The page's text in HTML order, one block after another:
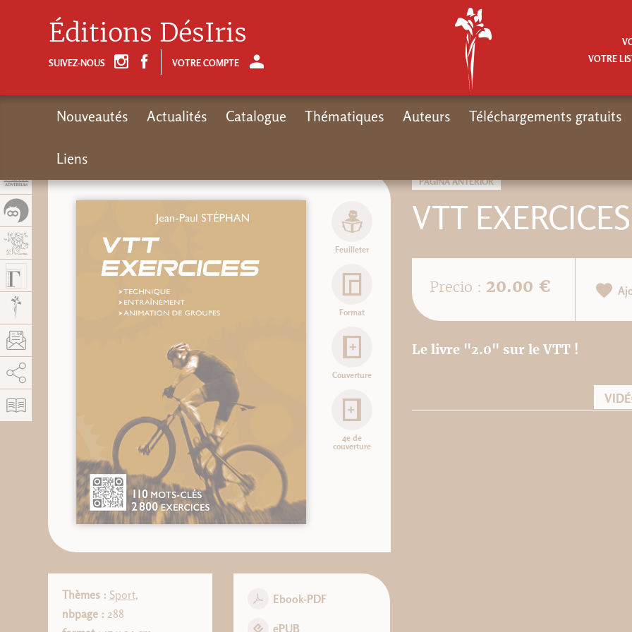
PÁGINA ANTERIOR
VTT EXERCICES
Feuilleter
Format
Couverture
4e de
couverture
Thèmes : Sport,
nbpage : 288
Ebook-PDF
ePUB
Precio : 20.00 €
Le livre "2.0" sur le VTT !
Éditions DésIris
SUIVEZ-NOUS VOTRE COMPTE
VOTRE
Nouveautés Actualités Catalogue Thématiques Auteurs Téléchargements gratuits
Liens
Permitir